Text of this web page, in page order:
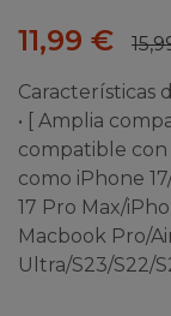
11,99 €
Características
• [ Amplia
compatible con
como iPhone
17 Pro Max/
Macbook Pro/
Ultra/S23/S22/